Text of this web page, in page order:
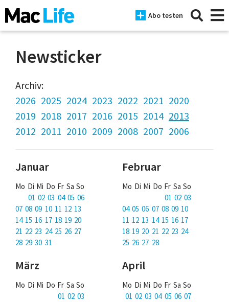
Abo testen
News
iPhone
Mac
Tests
Tipps
Magazine
Über uns
Mac Life+
Newsticker
Archiv:
2026 2025 2024 2023 2022 2021 2020
2019 2018 2017 2016 2015 2014 2013
2012 2011 2010 2009 2008 2007 2006
Januar
Mo Di Mi Do Fr Sa So
01 02 03 04 05 06
07 08 09 10 11 12 13
14 15 16 17 18 19 20
21 22 23 24 25 26 27
28 29 30 31
Februar
Mo Di Mi Do Fr Sa So
01 02 03
04 05 06 07 08 09 10
11 12 13 14 15 16 17
18 19 20 21 22 23 24
25 26 27 28
März
Mo Di Mi Do Fr Sa So
01 02 03
April
Mo Di Mi Do Fr Sa So
01 02 03 04 05 06 07